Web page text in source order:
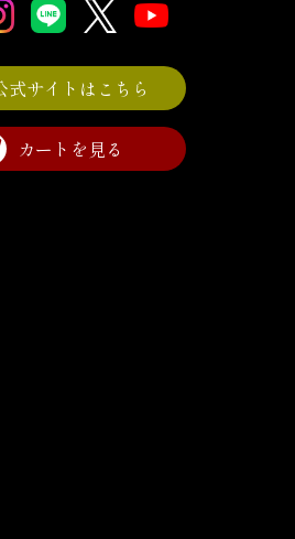
式サイトはこちら
カートを見る